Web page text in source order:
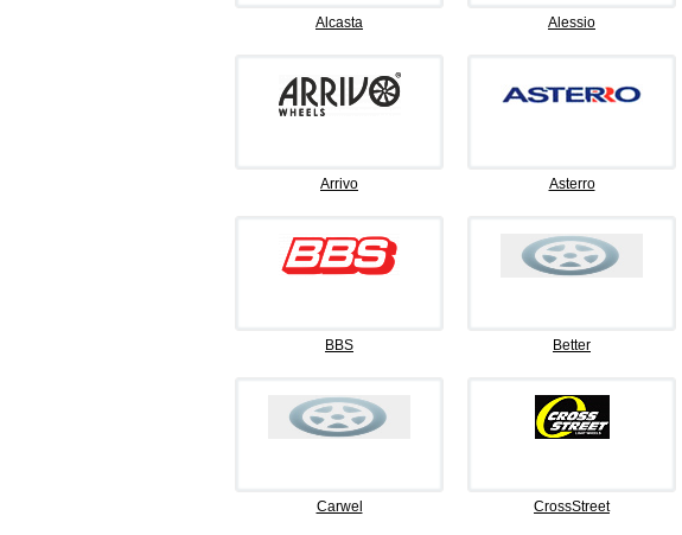
Alcasta Alessio
Arrivo Asterro
BBS Better
Carwel CrossStreet